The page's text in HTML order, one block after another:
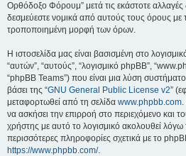
Ορθόδοξο Φόρουμ” μετά τις εκάστοτε αλλαγές
δεσμεύεστε νομικά από αυτούς τους όρους με
τροποποιημένη μορφή των όρων.
Η ιστοσελίδα μας είναι βασισμένη στο
“αυτών”, “αυτούς”, “λογισμικό phpBB”,
“phpBB Teams”) που είναι μια λύση
βάσει της “GNU General Public License v2”
μεταφορτωθεί από τη σελίδα www.phpbb.com
να ασκήσει την επιρροή στο περιεχόμενο και
χρήστης με αυτό το λογισμικό ακολουθεί
περισσότερες πληροφορίες σχετικά με το
https://www.phpbb.com/.